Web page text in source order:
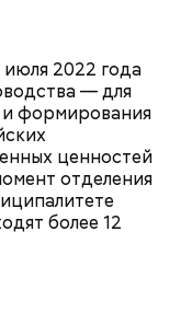
2022 года
— для
и формирования
ценностей
отделения
более 12